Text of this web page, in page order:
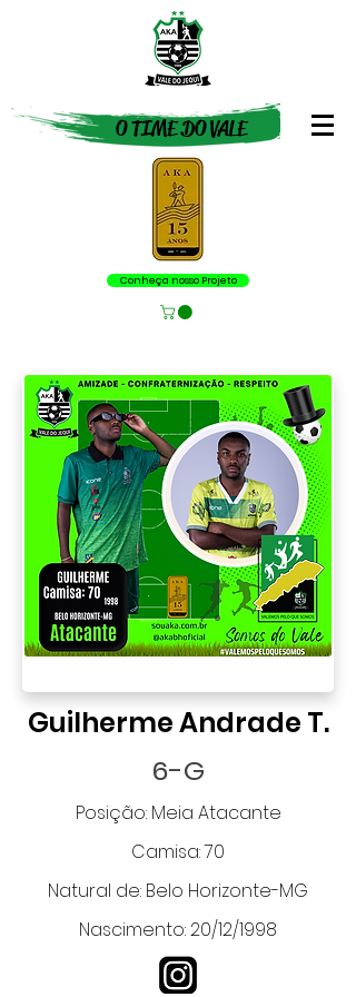
O TIME DO VALE
Conheça nosso Projeto
Guilherme Andrade T.
6-G
Posição: Meia Atacante
Camisa: 70
Natural de: Belo Horizonte-MG
Nascimento: 20/12/1998